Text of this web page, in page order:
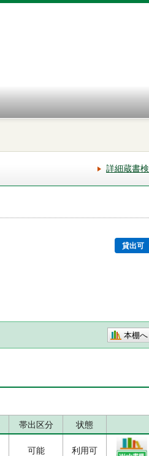
詳細蔵書
貸出可
本棚へ
帯出区分 状態
可能 利用可